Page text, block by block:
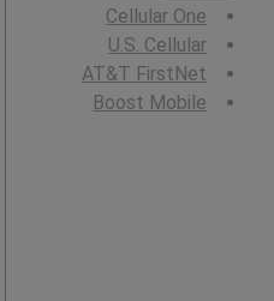
Cellular One
U.S. Cellular
AT&T FirstNet
Boost Mobile